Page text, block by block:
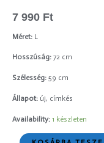
7 990 Ft
Méret: L
Hosszúság: 72 cm
Szélesség: 59 cm
Állapot: új, címkés
Availability: 1 készleten